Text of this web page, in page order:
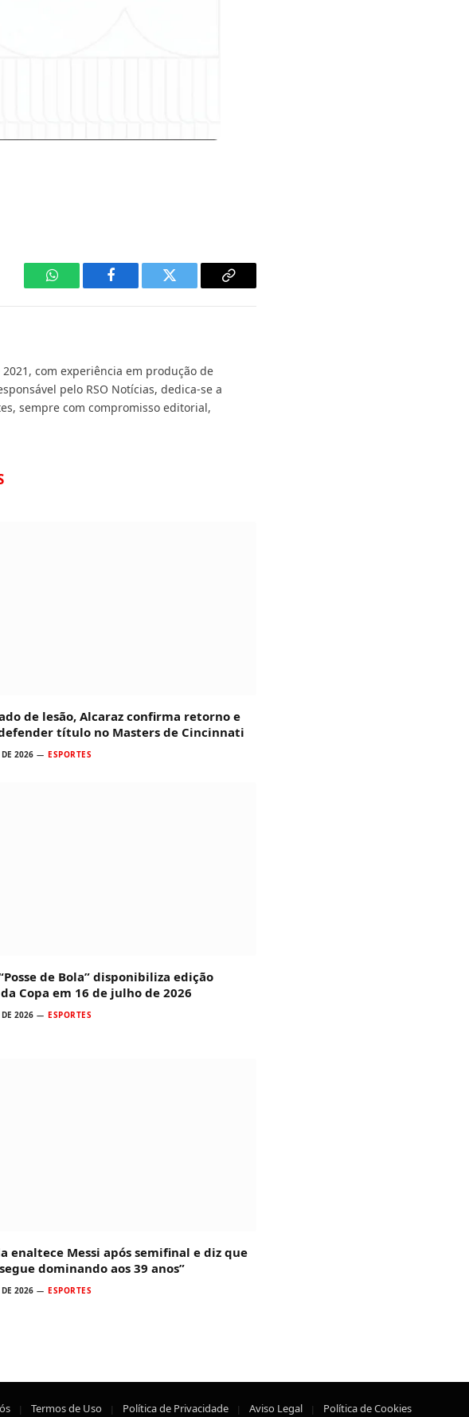
WhatsAppFacebook Twitter
Copy
com experiência em produção de
pelo RSO Notícias, dedica-se a
sempre com compromisso editorial,
de lesão, Alcaraz confirma retorno e
título no Masters de Cincinnati
2026 ESPORTES
de Bola” disponibiliza edição
Copa em 16 de julho de 2026
2026 ESPORTES
enaltece Messi após semifinal e diz que
dominando aos 39 anos”
2026 ESPORTES
Termos de Uso Política de Privacidade Aviso Legal Política de Cookies